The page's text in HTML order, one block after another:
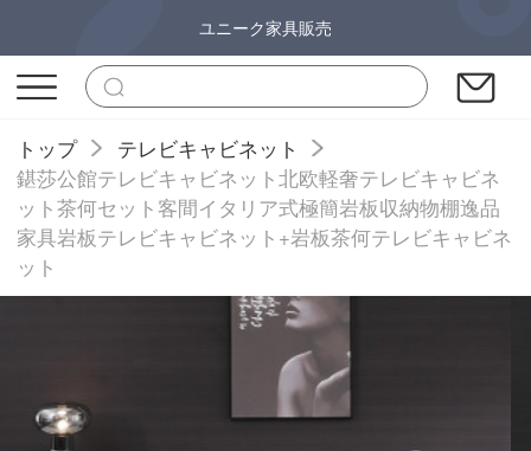
ユニーク家具販売
トップ
テレビキャビネット
鍖莎公館テレビキャビネット北欧軽奢テレビキャビネ
ット茶何セット客間イタリア式極簡岩板収納物棚逸品
家具岩板テレビキャビネット+岩板茶何テレビキャビネ
ット